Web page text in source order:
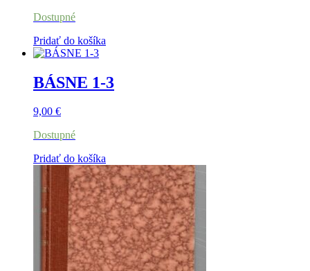
Dostupné
Pridať do košíka
BÁSNE 1-3
9,00 €
Dostupné
Pridať do košíka